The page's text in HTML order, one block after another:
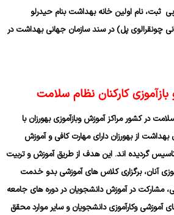
ثبت، نام اولین خانه بهداشت بنام حیدرلو
چونقرالوی پل) در سند سازمان جهانی بهداشت در
کارکنان نظام سلامت
در کشور مراکز آموزش وبازآموزی بهورزان با
از بهورزان دارای مهارت کافی و آموزش
تاسیس گردیده اند. این هدف از طریق آموزش و تربیت
آنان، برگزاری کلاس های آموزشی بدو خدمت
مشارکت در آموزش دانشجویان در دوره های جامعه
آموزشی وکارآموزی دانشجویان و سایر موارد محقق